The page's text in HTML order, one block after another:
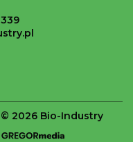
2026 Bio-Industry